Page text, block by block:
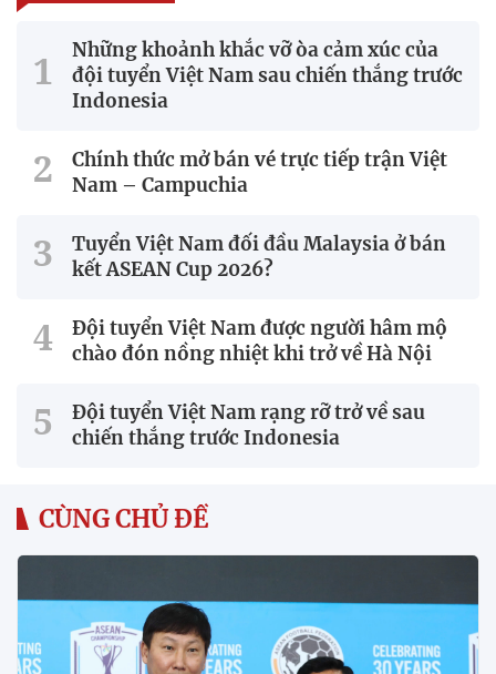
Những khoảnh khắc vỡ òa cảm xúc của
đội tuyển Việt Nam sau chiến thắng trước
Indonesia
Chính thức mở bán vé trực tiếp trận Việt
Nam – Campuchia
Tuyển Việt Nam đối đầu Malaysia ở bán
kết ASEAN Cup 2026?
Đội tuyển Việt Nam được người hâm mộ
chào đón nồng nhiệt khi trở về Hà Nội
Đội tuyển Việt Nam rạng rỡ trở về sau
chiến thắng trước Indonesia
CÙNG CHỦ ĐỀ